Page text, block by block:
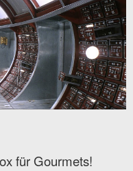
für Gourmets!